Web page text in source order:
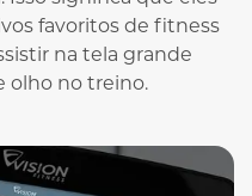
favoritos de fitness
na tela grande
olho no treino.